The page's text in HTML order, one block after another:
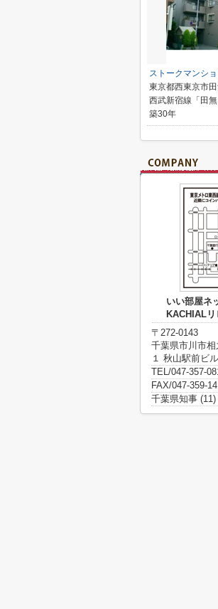
ストークマンシ
東京都西東京市
西武新宿線「田
築30年
いい部屋ネ
KACHIAL
〒272-0143
千葉県市川市相
１ 秋山駅前ビ
TEL/047-357-
FAX/047-359-
千葉県知事